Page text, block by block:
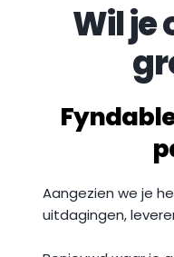
Wil je
Aangezien we je
uitdagingen,